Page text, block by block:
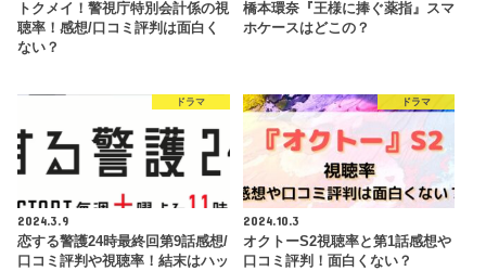
トクメイ！警視庁特別会計係の視
聴率！感想/口コミ評判は面白く
ない？
橋本環奈『王様に捧ぐ薬指』スマ
ホケースはどこの？
ドラマ
2024.3.9
恋する警護24時最終回第9話感想/
口コミ評判や視聴率！結末はハッ
ドラマ
2024.10.3
オクトーS2視聴率と第1話感想や
口コミ評判！面白くない？